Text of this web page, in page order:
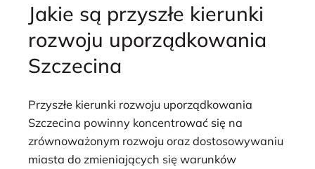
Jakie są przyszłe kierunki
rozwoju uporządkowania
Szczecina
Przyszłe kierunki rozwoju uporządkowania
Szczecina powinny koncentrować się na
zrównoważonym rozwoju oraz dostosowywaniu
miasta do zmieniających się warunków